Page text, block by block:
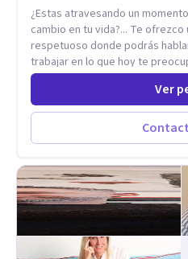
¿Estas atravesando un
cambio en tu vida?... Te
respetuoso donde podrás
trabajar en lo que hoy te preocupa. Me
Trastornos de Ansiedad y a lo
profesional he acompañado a
distintas problemáticas como
Autoestima, Gestión de la Ira,
Codependencia, Celos, entre
trabajado en distintos
Adolescentes y Adultos
Ver